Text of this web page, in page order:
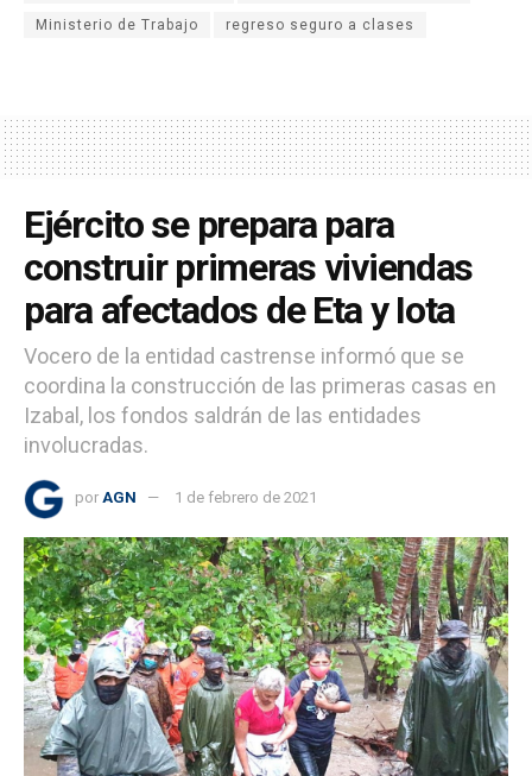
Ministerio de Trabajo regreso seguro a clases
Ejército se prepara para
construir primeras viviendas
para afectados de Eta y Iota
Vocero de la entidad castrense informó que se
coordina la construcción de las primeras casas en
Izabal, los fondos saldrán de las entidades
involucradas.
por AGN 1 de febrero de 2021